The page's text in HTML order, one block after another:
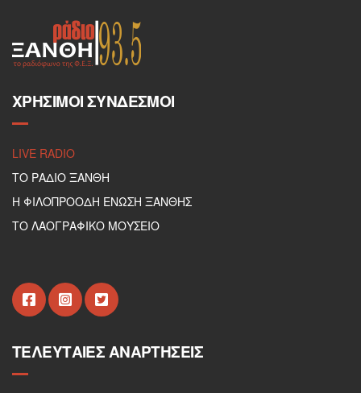
ΧΡΉΣΙΜΟΙ ΣΎΝΔΕΣΜΟΙ
LIVE RADIO
ΤΟ ΡΑΔΙΟ ΞΑΝΘΗ
Η ΦΙΛΟΠΡΟΟΔΗ ΕΝΩΣΗ ΞΑΝΘΗΣ
ΤΟ ΛΑΟΓΡΑΦΙΚΟ ΜΟΥΣΕΙΟ
ΤΕΛΕΥΤΑΊΕΣ ΑΝΑΡΤΉΣΕΙΣ